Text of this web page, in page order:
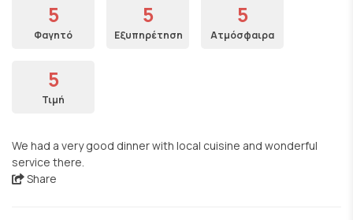
5
Φαγητό
5
Εξυπηρέτηση
5
Ατμόσφαιρα
5
Τιμή
We had a very good dinner with local cuisine and wonderful
service there.
Share